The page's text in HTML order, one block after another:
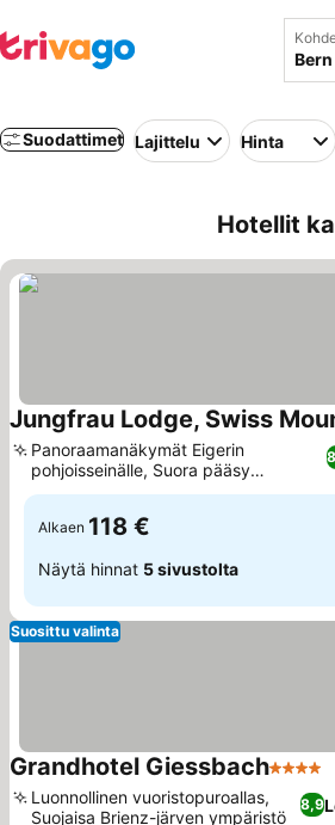
Suodattimet Lajittelu Hinta
Hotellit
Jungfrau Lodge, Swiss
Panoraamanäkymät Eigerin
pohjoisseinälle, Suora pääsy
laskettelurinteeseen
Alkaen 118 €
Näytä hinnat 5 sivustolta
Suosittu valinta
Grandhotel Giessbach4
8,9
Luonnollinen vuoristopuroallas,
Suojaisa Brienz-järven ympäristö